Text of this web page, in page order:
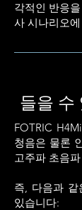
각적인 반응
사 시나리오
들을 수
FOTRIC
청음은 물론
고주파 초음
즉, 다음과
있습니다: